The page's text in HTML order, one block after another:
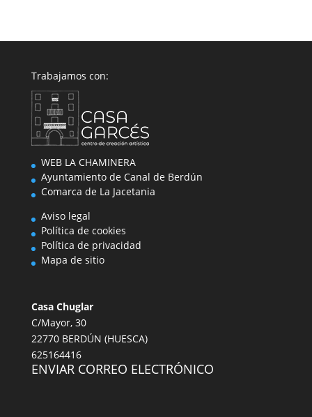
Trabajamos con:
WEB LA CHAMINERA
Ayuntamiento de Canal de Berdún
Comarca de La Jacetania
Aviso legal
Política de cookies
Política de privacidad
Mapa de sitio
Casa Chuglar
C/Mayor, 30
22770 BERDÚN (HUESCA)
625164416
ENVIAR CORREO ELECTRÓNICO